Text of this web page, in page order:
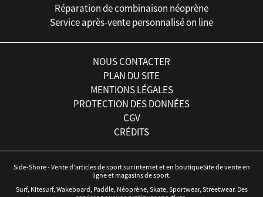
Réparation de combinaison néoprène
Service après-vente personnalisé on line
NOUS CONTACTER
PLAN DU SITE
MENTIONS LÉGALES
PROTECTION DES DONNÉES
CGV
CRÉDITS
Side-Shore - Vente d'articles de sport sur internet et en boutiqueSite de vente en
ligne et magasins de sport.
Surf, Kitesurf, Wakeboard, Paddle, Néoprène, Skate, Sportwear, Streetwear. Des